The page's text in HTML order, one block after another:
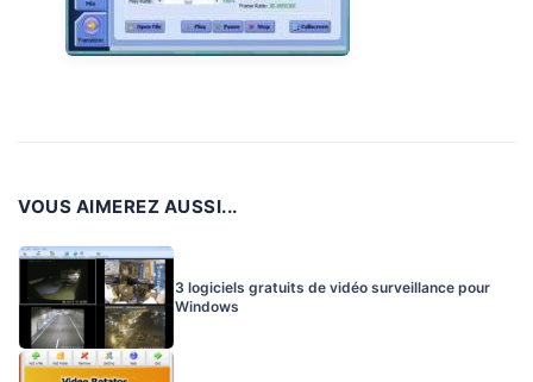
VOUS AIMEREZ AUSSI...
3 logiciels gratuits de vidéo surveillance pour
Windows